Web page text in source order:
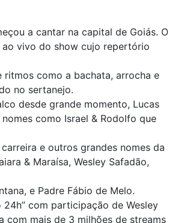
a cantar na capital de Goiás. O
vivo do show cujo repertório
ritmos como a bachata, arrocha e
no sertanejo.
desde grande momento, Lucas
como Israel & Rodolfo que
e outros grandes nomes da
& Maraísa, Wesley Safadão,
e Padre Fábio de Melo.
24h” com participação de Wesley
com mais de 3 milhões de streams